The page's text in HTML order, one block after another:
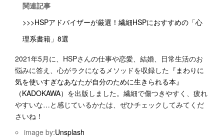
関連記事
>>>HSPアドバイザーが厳選！繊細HSPにおすすめの「心
理系書籍」8選
2021年5月に、HSPさんの仕事や恋愛、結婚、日常生活のお
悩みに答え、心がラクになるメソッドを収録した 『まわりに
気を使いすぎなあなたが自分のために生きられる本』
（KADOKAWA） を出版しました。繊細で傷つきやすく、疲れ
やすいな…と感じているかたは、ぜひチェックしてみてくだ
さいね！
image by:Unsplash